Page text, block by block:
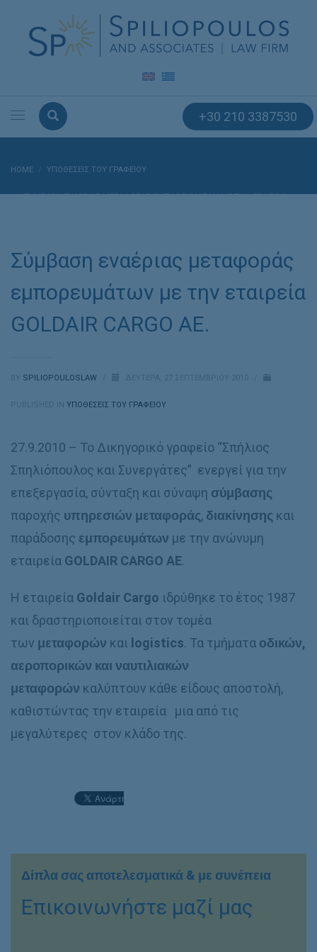
+30 210 3387530
HOME ΥΠΟΘΈΣΕΙΣ ΤΟΥ ΓΡΑΦΕΊΟΥ
ΣΎΜΒΑΣΗ ΕΝΑΈΡΙΑΣ ΜΕΤΑΦΟΡΆΣ ΕΜΠΟΡΕΥΜΆΤΩΝ ΜΕ ΤΗΝ ΕΤΑΙΡΕΊΑ
Σύμβαση εναέριας μεταφοράς
εμπορευμάτων με την εταιρεία
GOLDAIR CARGO AE.
BY SPILIOPOULOSLAW ΔΕΥΤΈΡΑ, 27 ΣΕΠΤΕΜΒΡΊΟΥ 2010
PUBLISHED IN ΥΠΟΘΈΣΕΙΣ ΤΟΥ ΓΡΑΦΕΊΟΥ
27.9.2010 – Το Δικηγορικό γραφείο “Σπήλιος
Σπηλιόπουλος και Συνεργάτες” ενεργεί για την
επεξεργασία, σύνταξη και σύναψη σύμβασης
παροχής υπηρεσιών μεταφοράς, διακίνησης και
παράδοσης εμπορευμάτων με την ανώνυμη
εταιρεία GOLDAIR CARGO AE.
Η εταιρεία Goldair Cargo ιδρύθηκε το έτος 1987
και δραστηριοποιείται στον τομέα
των μεταφορών και logistics. Τα τμήματα οδικών,
αεροπορικών και ναυτιλιακών
μεταφορών καλύπτουν κάθε είδους αποστολή,
καθιστώντας την εταιρεία μια από τις
μεγαλύτερες στον κλάδο της.
Δίπλα σας αποτελεσματικά & με συνέπεια
Επικοινωνήστε μαζί μας